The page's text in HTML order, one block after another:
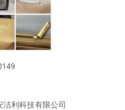
洁利科技有限公司